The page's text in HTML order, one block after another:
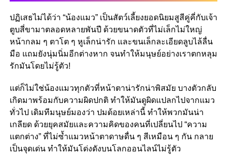
ปฏิเสธไม่ได้ว่า “น้องแมว” เป็นสัตว์เลี้ยงยอดนิยมสูสีคู่คี่กับเจ้า
ตูบสี่ขามาตลอดหลายพันปี ด้วยขนาดตัวที่ไม่เล็กไม่ใหญ่
หน้ากลม ๆ ตาโต ๆ หูเล็กน่ารัก และขนเล็กละเอียดลูบไล้ลื่น
มือ แถมยังนุ่มนิ่มอีกต่างหาก จนทำให้มนุษย์อย่างเราตกหลุม
รักมันโดยไม่รู้ตัว!
แต่ก็ไม่ใช่น้องแมวทุกตัวที่หน้าตาน่ารักน่าพิสมัย บางตัวกลับ
เกิดมาพร้อมกับความผิดปกติ ทำให้มันดูผิดแปลกไปจากแมว
ทั่วไป เดิมทีมนุษย์มองว่า ปมด้อยเหล่านี้ ทำให้พวกมันน่า
เกลียด ด้วยยุคสมัยและความคิดของคนที่เปลี่ยนไป “ความ
แตกต่าง” ที่ไม่ซ้ำแมวหน้าตาดาษดื่น ๆ สีเหมือน ๆ กัน กลาย
เป็นจุดเด่น ทำให้มันโด่งดังบนโลกออนไลน์ไม่รู้ตัว